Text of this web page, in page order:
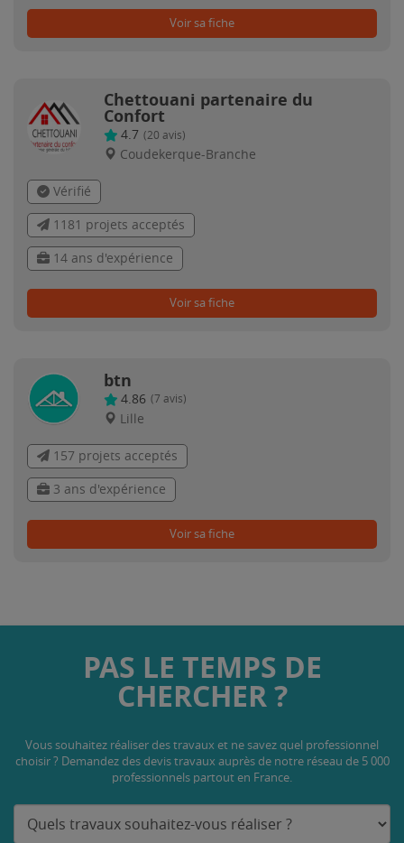
Voir sa fiche
Chettouani partenaire du
Confort
4.7 (20 avis)
Coudekerque-Branche
Vérifié
1181 projets acceptés
14 ans d'expérience
Voir sa fiche
btn
4.86 (7 avis)
Lille
157 projets acceptés
3 ans d'expérience
Voir sa fiche
PAS LE TEMPS DE
CHERCHER ?
Vous souhaitez réaliser des travaux et ne savez quel professionnel
choisir ? Demandez des devis travaux auprès de notre réseau de 5 000
professionnels partout en France.